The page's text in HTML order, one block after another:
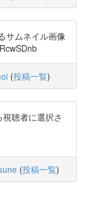
サムネイル画像
(投稿一覧)
聴者に選択さ
(投稿一覧)